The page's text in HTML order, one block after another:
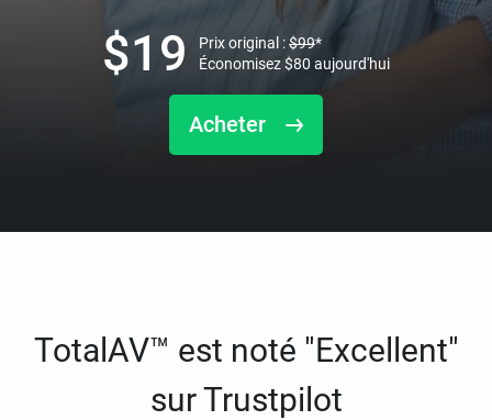
Acheter
$19 Prix original :$99*
Économisez$80 aujourd'hui
TotalAV™ est noté "Excellent"
sur Trustpilot